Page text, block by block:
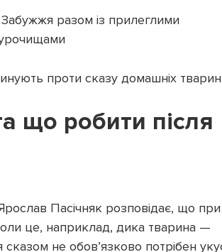
разом із прилеглими
проти сказу домашніх тварин.
що робити після
Пасічняк розповідає, що при
це, наприклад, дика тварина —
не обов’язково потрібен